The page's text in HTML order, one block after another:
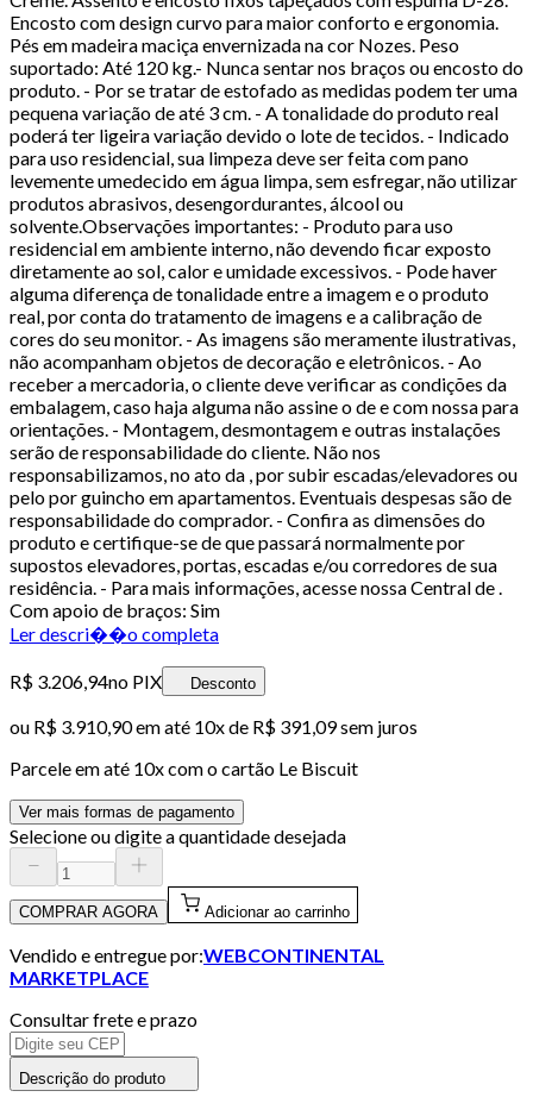
Encosto com design curvo para maior conforto e ergonomia.
Pés em madeira maciça envernizada na cor Nozes. Peso
suportado: Até 120 kg.- Nunca sentar nos braços ou encosto do
produto. - Por se tratar de estofado as medidas podem ter uma
pequena variação de até 3 cm. - A tonalidade do produto real
poderá ter ligeira variação devido o lote de tecidos. - Indicado
para uso residencial, sua limpeza deve ser feita com pano
levemente umedecido em água limpa, sem esfregar, não utilizar
produtos abrasivos, desengordurantes, álcool ou
solvente.Observações importantes: - Produto para uso
residencial em ambiente interno, não devendo ficar exposto
diretamente ao sol, calor e umidade excessivos. - Pode haver
alguma diferença de tonalidade entre a imagem e o produto
real, por conta do tratamento de imagens e a calibração de
cores do seu monitor. - As imagens são meramente ilustrativas,
não acompanham objetos de decoração e eletrônicos. - Ao
receber a mercadoria, o cliente deve verificar as condições da
embalagem, caso haja alguma não assine o de e com nossa para
orientações. - Montagem, desmontagem e outras instalações
serão de responsabilidade do cliente. Não nos
responsabilizamos, no ato da , por subir escadas/elevadores ou
pelo por guincho em apartamentos. Eventuais despesas são de
responsabilidade do comprador. - Confira as dimensões do
produto e certifique-se de que passará normalmente por
supostos elevadores, portas, escadas e/ou corredores de sua
residência. - Para mais informações, acesse nossa Central de .
Com apoio de braços: Sim
Ler descri��o completa
R$ 3.206,94no PIX Desconto
ou R$ 3.910,90em até 10x de R$ 391,09 sem juros
Parcele em até 10x com o cartão Le Biscuit
Ver mais formas de pagamento
Selecione ou digite a quantidade desejada
COMPRAR AGORA Adicionar ao carrinho
Vendido e entregue por:WEBCONTINENTAL
MARKETPLACE
Consultar frete e prazo
Descrição do produto